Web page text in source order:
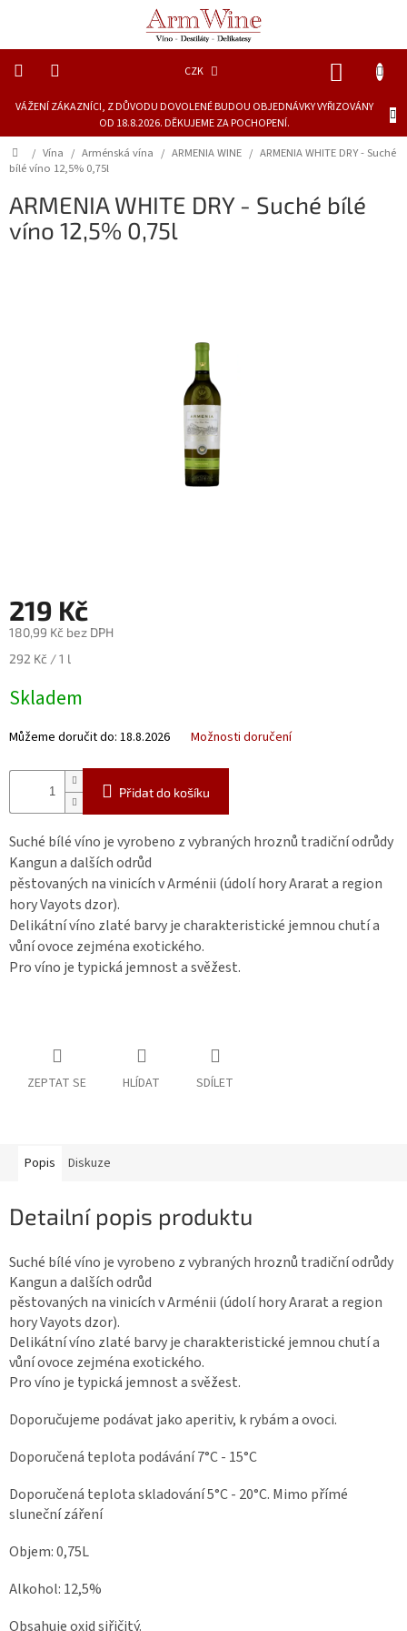
VÁŽENÍ ZÁKAZNÍCI, Z DŮVODU DOVOLENÉ BUDOU OBJEDNÁVKY VYŘIZOVÁNY
OD 18.8.2026. DĚKUJEME ZA POCHOPENÍ.
CZK
Novinky
Dárkové
láhve
Lihoviny
Měna
(CZK)
Přihlášení
Domů
/ Vína / Arménská vína / ARMENIA WINE / ARMENIA WHITE DRY - Suché
bílé víno 12,5% 0,75l
ARMENIA WHITE DRY - Suché bílé
víno 12,5% 0,75l
219 Kč
180,99 Kč bez DPH
Měrná
292 Kč / 1 l
Skladem
Můžeme doručit do: 18.8.2026 Možnosti doručení
Přidat do košíku
Suché bílé víno je vyrobeno z vybraných hroznů tradiční odrůdy
Kangun a dalších odrůd
pěstovaných na vinicích v Arménii (údolí hory Ararat a region
hory Vayots dzor).
Delikátní víno zlaté barvy je charakteristické jemnou chutí a
vůní ovoce zejména exotického.
Pro víno je typická jemnost a svěžest.
ZEPTAT SE HLÍDAT SDÍLET
Popis Diskuze
Detailní popis produktu
Suché bílé víno je vyrobeno z vybraných hroznů tradiční odrůdy
Kangun a dalších odrůd
pěstovaných na vinicích v Arménii (údolí hory Ararat a region
hory Vayots dzor).
Delikátní víno zlaté barvy je charakteristické jemnou chutí a
vůní ovoce zejména exotického.
Pro víno je typická jemnost a svěžest.
Doporučujeme podávat jako aperitiv, k rybám a ovoci.
Doporučená teplota podávání 7°C - 15°C
Doporučená teplota skladování 5°C - 20°C. Mimo přímé
sluneční záření
Objem: 0,75L
Alkohol: 12,5%
Obsahuje oxid siřičitý.